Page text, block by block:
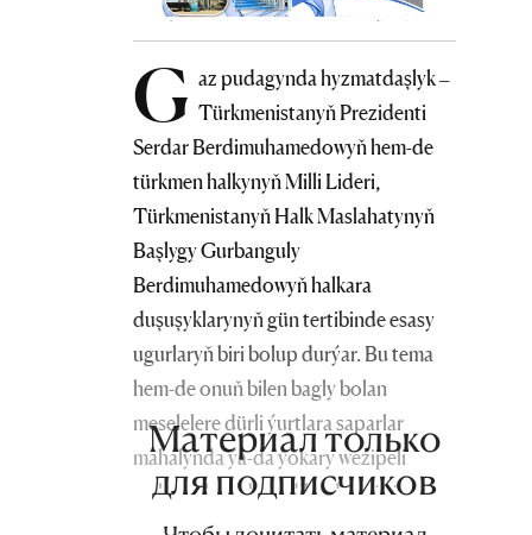
G az pudagynda hyzmatdaşlyk –
Türkmenistanyň Prezidenti
Serdar Berdimuhamedowyň hem-de
türkmen halkynyň Milli Lideri,
Türkmenistanyň Halk Maslahatynyň
Başlygy Gurbanguly
Berdimuhamedowyň halkara
duşuşyklarynyň gün tertibinde esasy
ugurlaryň biri bolup durýar. Bu tema
hem-de onuň bilen bagly bolan
meselelere dürli ýurtlara saparlar
mahalynda ýa-da ýokary wezipeli
myhmanlar kabul edilende möhüm
ähmiýet berilýär. Çünki gaz strategik
Материал только
для подписчиков